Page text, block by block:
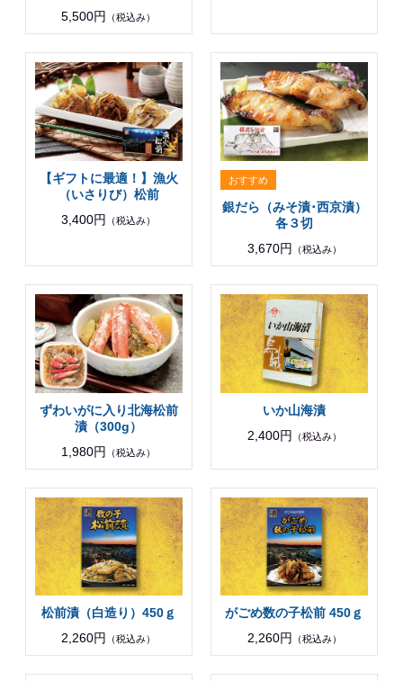
5,500円
（税込み）
【ギフトに最適！】漁火
（いさりび）松前
3,400円
（税込み）
銀だら（みそ漬･西京漬）
各３切
3,670円
（税込み）
ずわいがに入り北海松前
漬（300g）
1,980円
（税込み）
いか山海漬
2,400円
（税込み）
松前漬（白造り）450ｇ
2,260円
（税込み）
がごめ数の子松前 450ｇ
2,260円
（税込み）